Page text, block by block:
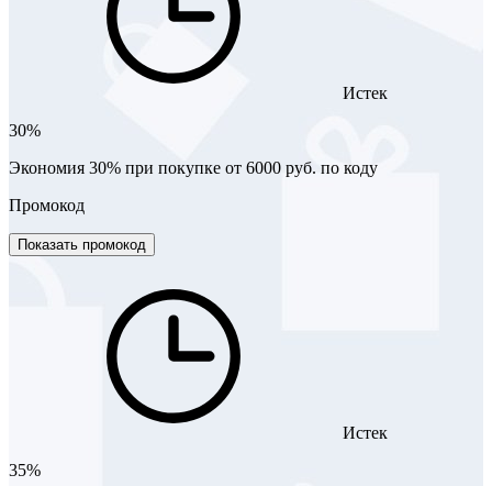
Истек
30%
Экономия 30% при покупке от 6000 руб. по коду
Промокод
Показать промокод
Истек
35%